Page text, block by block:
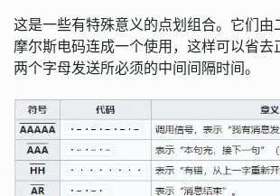
这是一些有特殊意义的点划组合。它们由
摩尔斯电码连成一个使用，这样可以省去
两个字母发送所必须的中间间隔时间。